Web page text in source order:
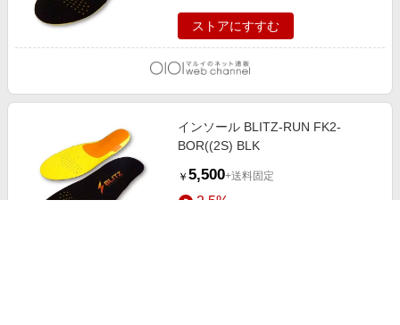
ストアにすすむ
インソール BLITZ-RUN FK2-
BOR((2S) BLK
￥ 5,500+送料固定
2.5%